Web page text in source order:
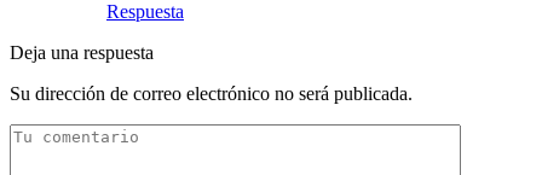
Respuesta
Deja una respuesta
Su dirección de correo electrónico no será publicada.